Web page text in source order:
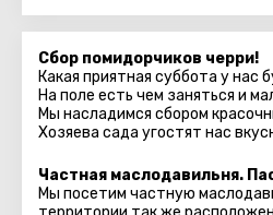
Cбор помидорчиков черри!
Какая приятная суббота у нас
На поле есть чем заняться и
Мы насладимся сбором
Хозяева сада угостят нас
Частная маслодавильня.
Мы посетим частную